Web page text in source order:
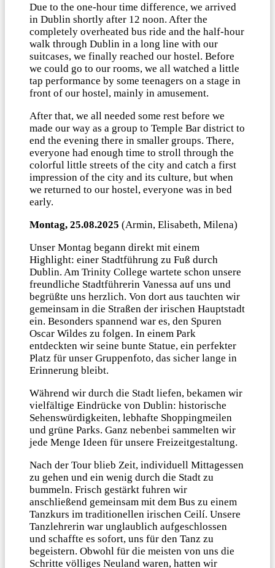
Due to the one-hour time difference, we arrived
in Dublin shortly after 12 noon. After the
completely overheated bus ride and the half-hour
walk through Dublin in a long line with our
suitcases, we finally reached our hostel. Before
we could go to our rooms, we all watched a little
tap performance by some teenagers on a stage in
front of our hostel, mainly in amusement.
After that, we all needed some rest before we
made our way as a group to Temple Bar district to
end the evening there in smaller groups. There,
everyone had enough time to stroll through the
colorful little streets of the city and catch a first
impression of the city and its culture, but when
we returned to our hostel, everyone was in bed
early.
Montag, 25.08.2025 (Armin, Elisabeth, Milena)
Unser Montag begann direkt mit einem
Highlight: einer Stadtführung zu Fuß durch
Dublin. Am Trinity College wartete schon unsere
freundliche Stadtführerin Vanessa auf uns und
begrüßte uns herzlich. Von dort aus tauchten wir
gemeinsam in die Straßen der irischen Hauptstadt
ein. Besonders spannend war es, den Spuren
Oscar Wildes zu folgen. In einem Park
entdeckten wir seine bunte Statue, ein perfekter
Platz für unser Gruppenfoto, das sicher lange in
Erinnerung bleibt.
Während wir durch die Stadt liefen, bekamen wir
vielfältige Eindrücke von Dublin: historische
Sehenswürdigkeiten, lebhafte Shoppingmeilen
und grüne Parks. Ganz nebenbei sammelten wir
jede Menge Ideen für unsere Freizeitgestaltung.
Nach der Tour blieb Zeit, individuell Mittagessen
zu gehen und ein wenig durch die Stadt zu
bummeln. Frisch gestärkt fuhren wir
anschließend gemeinsam mit dem Bus zu einem
Tanzkurs im traditionellen irischen Ceilí. Unsere
Tanzlehrerin war unglaublich aufgeschlossen
und schaffte es sofort, uns für den Tanz zu
begeistern. Obwohl für die meisten von uns die
Schritte völliges Neuland waren, hatten wir